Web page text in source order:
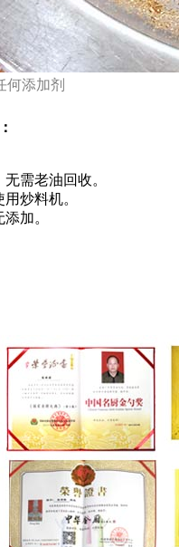
何添加剂
需老油回收。
炒料机。
加。